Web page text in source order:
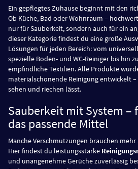
Ein gepflegtes Zuhause beginnt mit den
Ob Küche, Bad oder Wohnraum –
nur für Sauberkeit, sondern auch für ein
dieser Kategorie findest du eine große
Lösungen für jeden Bereich: vom
spezielle Boden- und WC-Reiniger bis hin
empfindliche Textilien. Alle Produkte
materialschonende Reinigung entwickelt –
sehen und riechen lässt.
Sauberkeit mit System –
das passende Mittel
Manche Verschmutzungen brauchen
Hier findest du leistungsstarke
und unangenehme Gerüche zuverlässig